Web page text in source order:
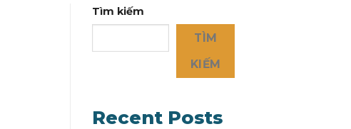
Tìm kiếm
TÌM
KIẾM
Recent Posts